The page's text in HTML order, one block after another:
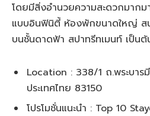
โดยมีสิ่งอำนวยความสะดวกมากม
แบบอินฟินิตี้ ห้องพักขนาดใหญ่ ส
บนชั้นดาดฟ้า สปาทรีทเมนท์ เป็นต้
Location : 338/1 ถ.พระบาร
ประเทศไทย 83150
โปรโมชั่นแนะนำ : Top 10